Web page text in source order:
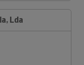
Lda